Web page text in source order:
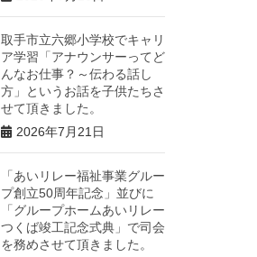
取手市立六郷小学校でキャリ
ア学習「アナウンサーってど
んなお仕事？～伝わる話し
方」というお話を子供たちさ
せて頂きました。
2026年7月21日
「あいリレー福祉事業グルー
プ創立50周年記念」並びに
「グループホームあいリレー
つくば竣工記念式典」で司会
を務めさせて頂きました。